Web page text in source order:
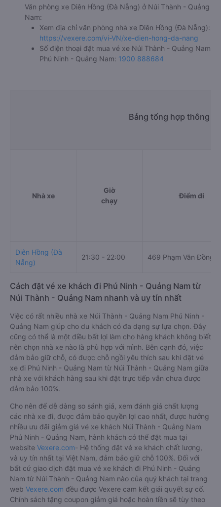
Văn phòng xe Diên Hồng (Đà Nẵng) ở Núi Thành - Quảng
Nam:
Xem địa chỉ văn phòng nhà xe Diên Hồng (Đà Nẵng):
https://vexere.com/vi-VN/xe-dien-hong-da-nang
Số điện thoại đặt mua vé xe Núi Thành - Quảng Nam
Phú Ninh - Quảng Nam: 1900 888684
Bảng tổng hợp thông
Nhà xe
Giờ
chạy
Điểm đi
Diên Hồng (Đà
Nẵng)
21:30 - 22:00 469 Phạm Văn Đồng
Cách đặt vé xe khách đi Phú Ninh - Quảng Nam từ
Núi Thành - Quảng Nam nhanh và uy tín nhất
Việc có rất nhiều nhà xe Núi Thành - Quảng Nam Phú Ninh -
Quảng Nam giúp cho du khách có đa dạng sự lựa chọn. Đây
cũng có thể là một điều bất lợi làm cho hàng khách không biết
nên chọn nhà xe nào là phù hợp với mình. Bên cạnh đó, việc
đảm bảo giữ chỗ, có được chỗ ngồi yêu thích sau khi đặt vé
xe đi Phú Ninh - Quảng Nam từ Núi Thành - Quảng Nam giữa
nhà xe với khách hàng sau khi đặt trực tiếp vẫn chưa được
đảm bảo 100%.
Cho nên để dễ dàng so sánh giá, xem đánh giá chất lượng
các nhà xe đi, được đảm bảo quyền lợi cao nhất, được hưởng
nhiều ưu đãi giảm giá vé xe khách Núi Thành - Quảng Nam
Phú Ninh - Quảng Nam, hành khách có thể đặt mua tại
website Vexere.com- Hệ thống đặt vé xe khách chất lượng,
và uy tín nhất tại Việt Nam, đảm bảo giữ chỗ 100%. Đối với
bất cứ giao dịch đặt mua vé xe khách đi Phú Ninh - Quảng
Nam từ Núi Thành - Quảng Nam nào của quý khách tại trang
web Vexere.com đều được Vexere cam kết giải quyết sự cố.
Chính sách tặng coupon giảm giá hoặc hoàn tiền sẽ tùy theo